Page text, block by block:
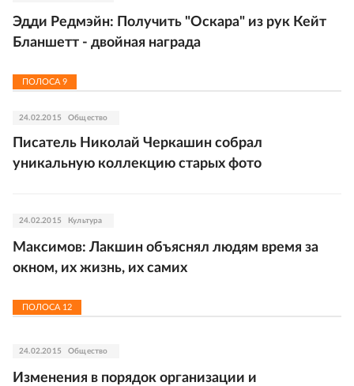
Эдди Редмэйн: Получить "Оскара" из рук Кейт
Бланшетт - двойная награда
ПОЛОСА 9
24.02.2015 Общество
Писатель Николай Черкашин собрал
уникальную коллекцию старых фото
24.02.2015 Культура
Максимов: Лакшин объяснял людям время за
окном, их жизнь, их самих
ПОЛОСА 12
24.02.2015 Общество
Изменения в порядок организации и